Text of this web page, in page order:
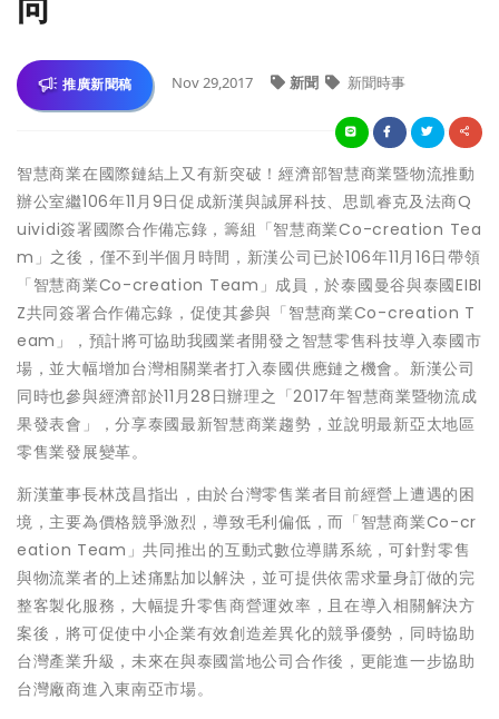
推廣新聞稿 Nov 29,2017 新聞 新聞時事
智慧商業在國際鏈結上又有新突破！經濟部智慧商業暨物流推動
辦公室繼106年11月9日促成新漢與誠屏科技、思凱睿克及法商Q
uividi簽署國際合作備忘錄，籌組「智慧商業Co-creation Tea
m」之後，僅不到半個月時間，新漢公司已於106年11月16日帶領
「智慧商業Co-creation Team」成員，於泰國曼谷與泰國EIBI
Z共同簽署合作備忘錄，促使其參與「智慧商業Co-creation T
eam」，預計將可協助我國業者開發之智慧零售科技導入泰國市
場，並大幅增加台灣相關業者打入泰國供應鏈之機會。新漢公司
同時也參與經濟部於11月28日辦理之「2017年智慧商業暨物流成
果發表會」，分享泰國最新智慧商業趨勢，並說明最新亞太地區
零售業發展變革。
新漢董事長林茂昌指出，由於台灣零售業者目前經營上遭遇的困
境，主要為價格競爭激烈，導致毛利偏低，而「智慧商業Co-cr
eation Team」共同推出的互動式數位導購系統，可針對零售
與物流業者的上述痛點加以解決，並可提供依需求量身訂做的完
整客製化服務，大幅提升零售商營運效率，且在導入相關解決方
案後，將可促使中小企業有效創造差異化的競爭優勢，同時協助
台灣產業升級，未來在與泰國當地公司合作後，更能進一步協助
台灣廠商進入東南亞市場。